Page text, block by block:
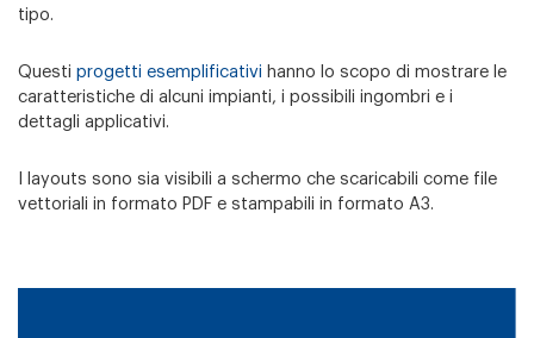
tipo.
Questi progetti esemplificativi hanno lo scopo di mostrare le
caratteristiche di alcuni impianti, i possibili ingombri e i
dettagli applicativi.
I layouts sono sia visibili a schermo che scaricabili come file
vettoriali in formato PDF e stampabili in formato A3.